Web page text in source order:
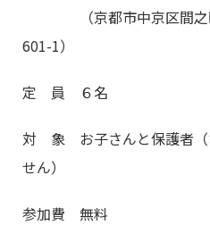
（京都市中京区間之町
601-1）
定 員 ６名
対 象 お子さんと保護者（
せん）
参加費 無料